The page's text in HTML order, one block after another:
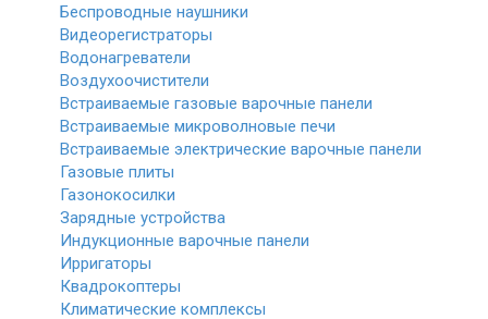
Беспроводные наушники
Видеорегистраторы
Водонагреватели
Воздухоочистители
Встраиваемые газовые варочные панели
Встраиваемые микроволновые печи
Встраиваемые электрические варочные панели
Газовые плиты
Газонокосилки
Зарядные устройства
Индукционные варочные панели
Ирригаторы
Квадрокоптеры
Климатические комплексы